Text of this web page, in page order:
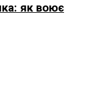
як воює